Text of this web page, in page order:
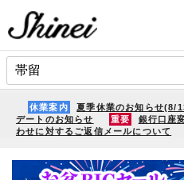
休業案内 夏季休業のお知らせ(8/
デートのお知らせ
重要 銀行口座
わせに対するご返信メールについて